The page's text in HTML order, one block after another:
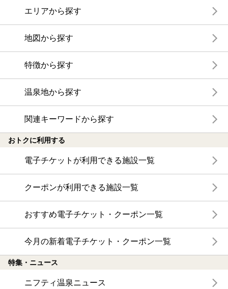
エリアから探す
地図から探す
特徴から探す
温泉地から探す
関連キーワードから探す
おトクに利用する
電子チケットが利用できる施設一覧
クーポンが利用できる施設一覧
おすすめ電子チケット・クーポン一覧
今月の新着電子チケット・クーポン一覧
特集・ニュース
ニフティ温泉ニュース